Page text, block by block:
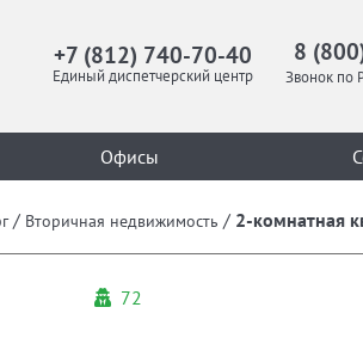
+7 (812) 740-70-40
Единый диспетчерский центр
8
Звонок по
Офисы
/ Вторичная недвижимость / 2-комнатная
72